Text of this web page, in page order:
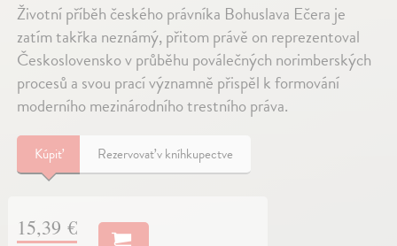
Životní příběh českého právníka Bohuslava Ečera je
zatím takřka neznámý, přitom právě on reprezentoval
Československo v průběhu poválečných norimberských
procesů a svou prací významně přispěl k formování
moderního mezinárodního trestního práva.
Kúpiť Rezervovať v kníhkupectve
15,39 €